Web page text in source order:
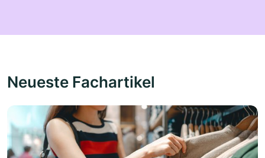
Neueste Fachartikel